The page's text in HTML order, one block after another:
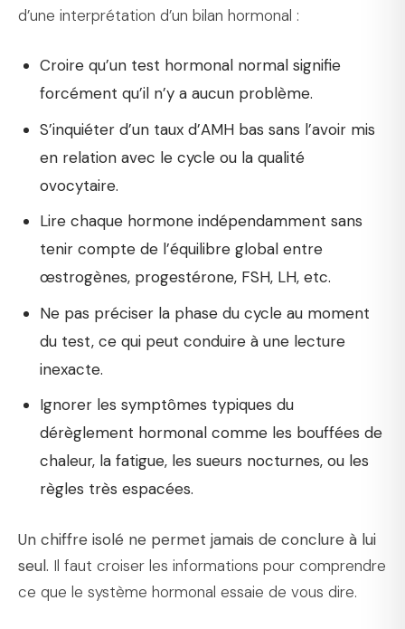
d’une interprétation d’un bilan hormonal :
Croire qu’un test hormonal normal signifie
forcément qu’il n’y a aucun problème.
S’inquiéter d’un taux d’AMH bas sans l’avoir mis
en relation avec le cycle ou la qualité
ovocytaire.
Lire chaque hormone indépendamment sans
tenir compte de l’équilibre global entre
œstrogènes, progestérone, FSH, LH, etc.
Ne pas préciser la phase du cycle au moment
du test, ce qui peut conduire à une lecture
inexacte.
Ignorer les symptômes typiques du
dérèglement hormonal comme les bouffées de
chaleur, la fatigue, les sueurs nocturnes, ou les
règles très espacées.
Un chiffre isolé ne permet jamais de conclure à lui
seul. Il faut croiser les informations pour comprendre
ce que le système hormonal essaie de vous dire.